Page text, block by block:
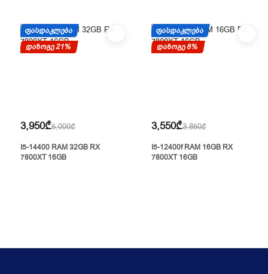
ᲤᲐᲡᲓᲐᲙᲚᲔᲑᲐ
დაზოგე 21%
3,950₾5,000₾
I5-14400 RAM 32GB RX
7800XT 16GB
ᲤᲐᲡᲓᲐᲙᲚᲔᲑᲐ
დაზოგე 8%
3,550₾3,850₾
I5-12400f RAM 16GB RX
7800XT 16GB